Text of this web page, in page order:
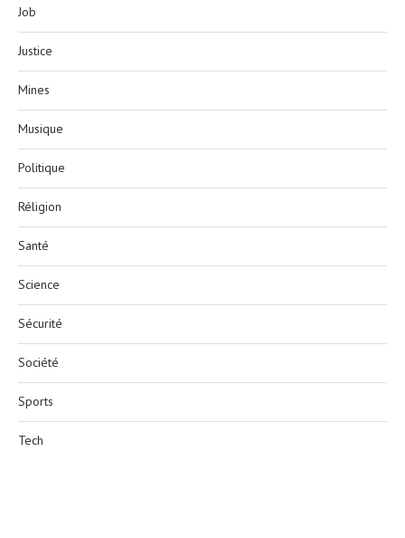
Job
Justice
Mines
Musique
Politique
Réligion
Santé
Science
Sécurité
Société
Sports
Tech